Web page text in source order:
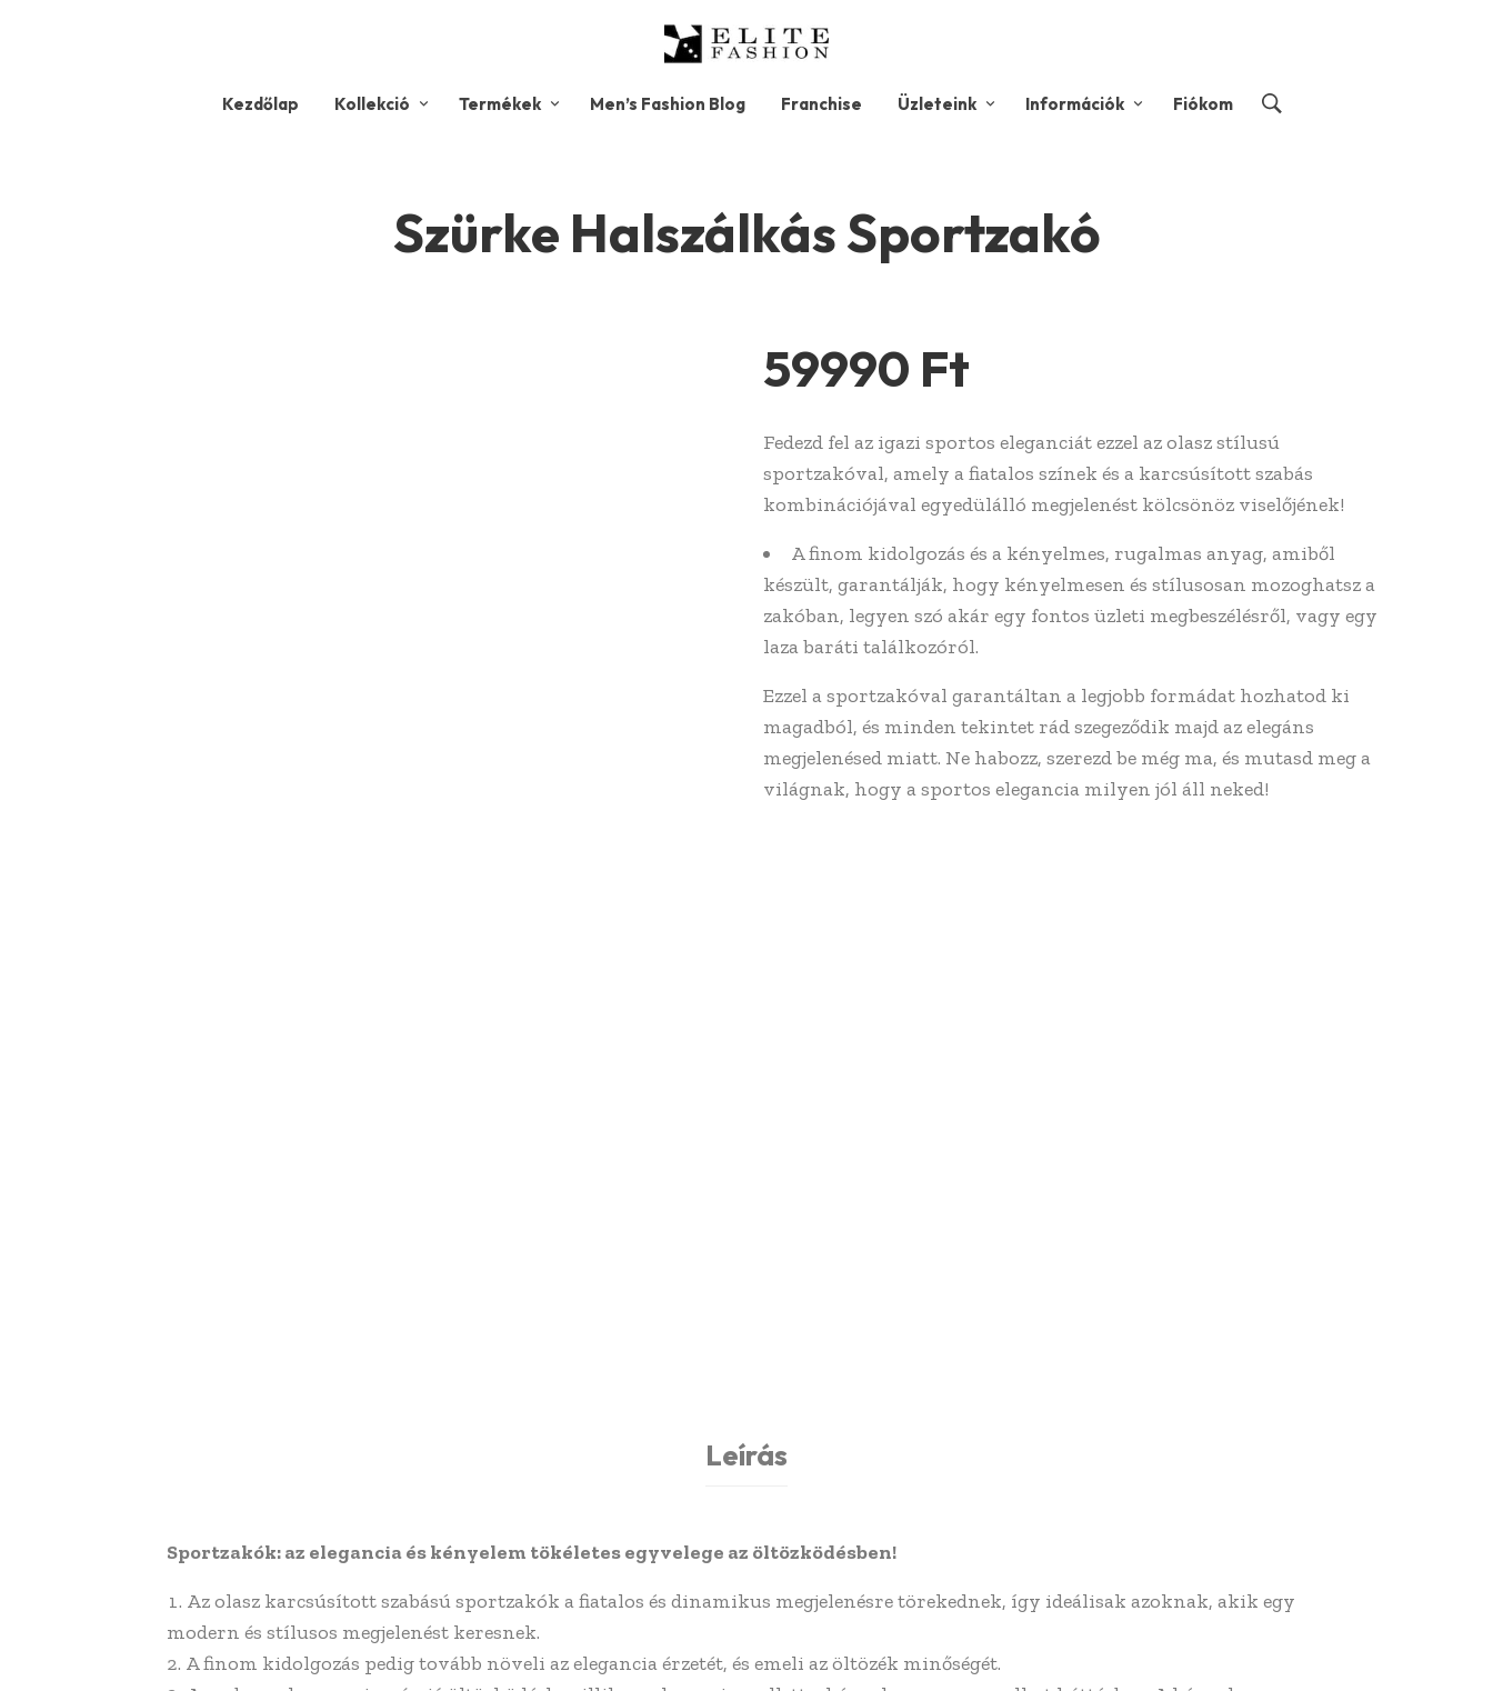
Kezdőlap Kollekció Termékek Men’s Fashion Blog Franchise Üzleteink Információk Fiókom
Szürke Halszálkás Sportzakó
59990 Ft
Fedezd fel az igazi sportos eleganciát ezzel az olasz stílusú
sportzakóval, amely a fiatalos színek és a karcsúsított szabás
kombinációjával egyedülálló megjelenést kölcsönöz viselőjének!
A finom kidolgozás és a kényelmes, rugalmas anyag, amiből
készült, garantálják, hogy kényelmesen és stílusosan mozoghatsz a
zakóban, legyen szó akár egy fontos üzleti megbeszélésről, vagy egy
laza baráti találkozóról.
Ezzel a sportzakóval garantáltan a legjobb formádat hozhatod ki
magadból, és minden tekintet rád szegeződik majd az elegáns
megjelenésed miatt. Ne habozz, szerezd be még ma, és mutasd meg a
világnak, hogy a sportos elegancia milyen jól áll neked!
Leírás
Sportzakók: az elegancia és kényelem tökéletes egyvelege az öltözködésben!
Az olasz karcsúsított szabású sportzakók a fiatalos és dinamikus megjelenésre törekednek, így ideálisak azoknak, akik egy
modern és stílusos megjelenést keresnek.
A finom kidolgozás pedig tovább növeli az elegancia érzetét, és emeli az öltözék minőségét.